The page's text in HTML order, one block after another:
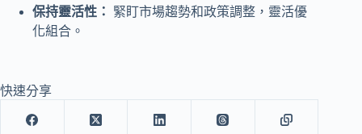
保持靈活性：
緊盯市場趨勢和政策調整，靈活優
化組合。
快速分享